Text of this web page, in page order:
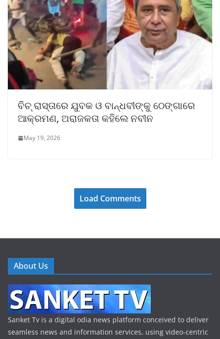
ବିଚ୍‌ ରାସ୍ତାରେ ଯୁବକ ଓ ବାନ୍ଧବୀଙ୍କୁ ଠେଙ୍ଗାରେ
ଆକ୍ରମଣ, ଅରାଜକତା କହିଲେ ନବୀନ
May 19, 2026
Load Comments
About Us
Sanket Tv is a digital odia news platform conceived to deliver
seamless news and information services, using video-centric